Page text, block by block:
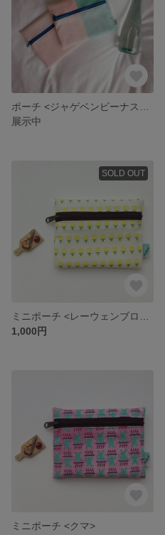
展示中
SOLD OUT
1,000円
ミニポーチ <クマ>